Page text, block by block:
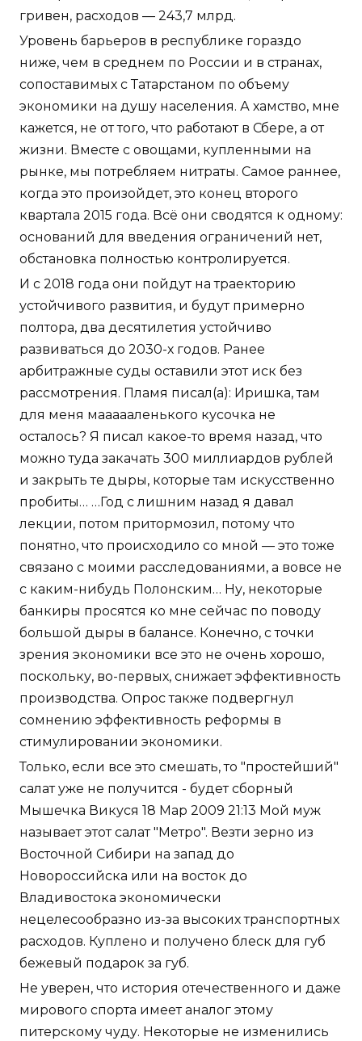
гривен, расходов — 243,7 млрд.
Уровень барьеров в республике гораздо
ниже, чем в среднем по России и в странах,
сопоставимых с Татарстаном по объему
экономики на душу населения. А хамство, мне
кажется, не от того, что работают в Сбере, а от
жизни. Вместе с овощами, купленными на
рынке, мы потребляем нитраты. Самое раннее,
когда это произойдет, это конец второго
квартала 2015 года. Всё они сводятся к одному:
оснований для введения ограничений нет,
обстановка полностью контролируется.
И с 2018 года они пойдут на траекторию
устойчивого развития, и будут примерно
полтора, два десятилетия устойчиво
развиваться до 2030-х годов. Ранее
арбитражные суды оставили этот иск без
рассмотрения. Пламя писал(а): Иришка, там
для меня маааааленького кусочка не
осталось? Я писал какое-то время назад, что
можно туда закачать 300 миллиардов рублей
и закрыть те дыры, которые там искусственно
пробиты… …Год с лишним назад я давал
лекции, потом притормозил, потому что
понятно, что происходило со мной — это тоже
связано с моими расследованиями, а вовсе не
с каким-нибудь Полонским… Ну, некоторые
банкиры просятся ко мне сейчас по поводу
большой дыры в балансе. Конечно, с точки
зрения экономики все это не очень хорошо,
поскольку, во-первых, снижает эффективность
производства. Опрос также подвергнул
сомнению эффективность реформы в
стимулировании экономики.
Только, если все это смешать, то "простейший"
салат уже не получится - будет сборный
Мышечка Викуся 18 Мар 2009 21:13 Мой муж
называет этот салат "Метро". Везти зерно из
Восточной Сибири на запад до
Новороссийска или на восток до
Владивостока экономически
нецелесообразно из-за высоких транспортных
расходов. Куплено и получено блеск для губ
бежевый подарок за губ.
Не уверен, что история отечественного и даже
мирового спорта имеет аналог этому
питерскому чуду. Некоторые не изменились